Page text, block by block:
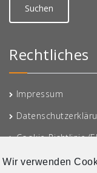
Rechtliches
Impressum
Cookie-Richtlinie
Wir verwenden